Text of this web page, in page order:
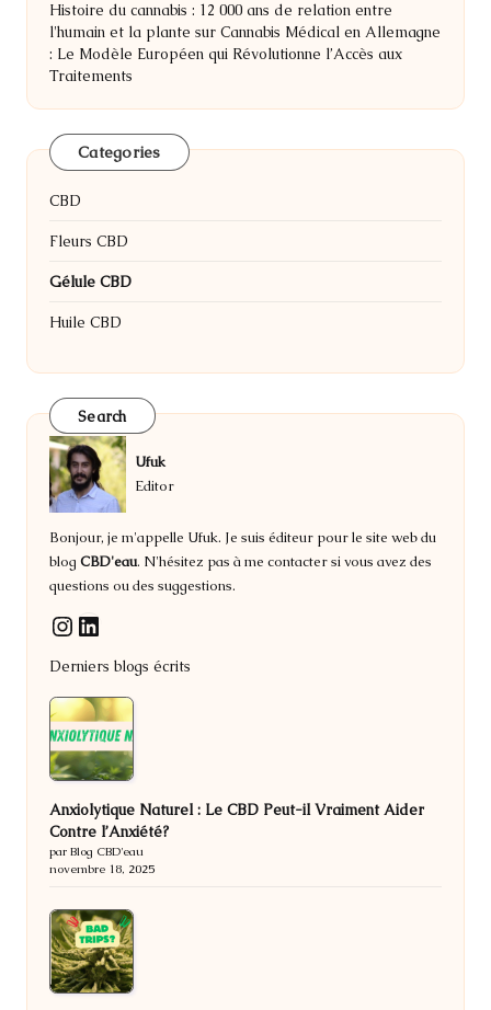
Histoire du cannabis : 12 000 ans de relation entre
l'humain et la plante sur Cannabis Médical en Allemagne
: Le Modèle Européen qui Révolutionne l’Accès aux
Traitements
Categories
CBD
Fleurs CBD
Gélule CBD
Huile CBD
Ufuk
Editor
Bonjour, je m'appelle Ufuk. Je suis éditeur pour le site web du
blog CBD'eau. N'hésitez pas à me contacter si vous avez des
questions ou des suggestions.
Instagram
LinkedIn
Derniers blogs écrits
Anxiolytique Naturel : Le CBD Peut-il Vraiment Aider
Contre l’Anxiété?
par Blog CBD'eau
novembre 18, 2025
Search